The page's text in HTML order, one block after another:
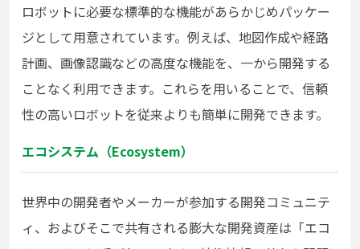
ロボットに必要な標準的な機能があらかじめパッケー
ジとして用意されています。例えば、地図作成や経路
計画、画像認識などの高度な機能を、一から開発する
ことなく利用できます。これらを用いることで、信頼
性の高いロボットを従来よりも簡単に開発できます。
エコシステム（Ecosystem）
世界中の開発者やメーカーが参加する開発コミュニテ
ィ、およびそこで共有される膨大な開発資産は「エコ